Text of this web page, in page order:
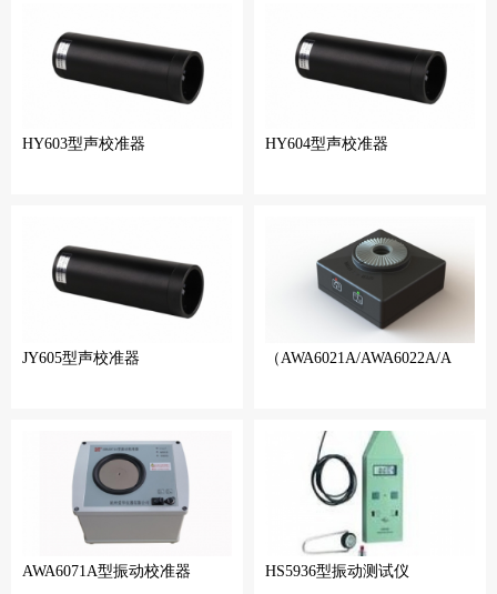
HY603型声校准器 HY604型声校准器
JY605型声校准器 （AWA6021A/AWA6022A/A
AWA6071A型振动校准器 HS5936型振动测试仪